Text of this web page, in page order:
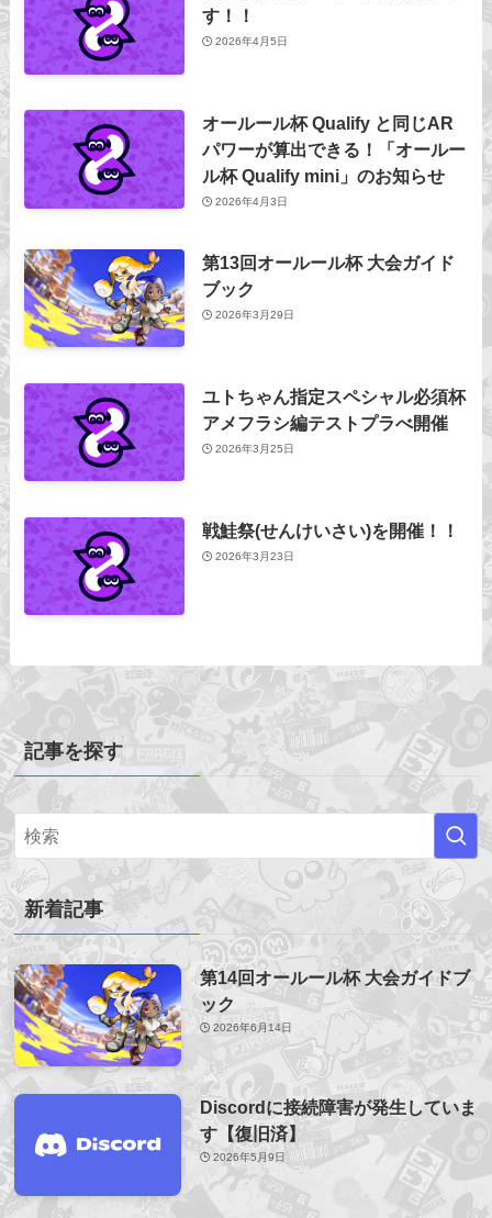
す！！
2026年4月5日
オールール杯 Qualify と同じAR
パワーが算出できる！「オールー
ル杯 Qualify mini」のお知らせ
2026年4月3日
第13回オールール杯 大会ガイド
ブック
2026年3月29日
ユトちゃん指定スペシャル必須杯
アメフラシ編テストプラべ開催
2026年3月25日
戦鮭祭(せんけいさい)を開催！！
2026年3月23日
記事を探す
新着記事
第14回オールール杯 大会ガイドブ
ック
2026年6月14日
Discordに接続障害が発生していま
す【復旧済】
2026年5月9日